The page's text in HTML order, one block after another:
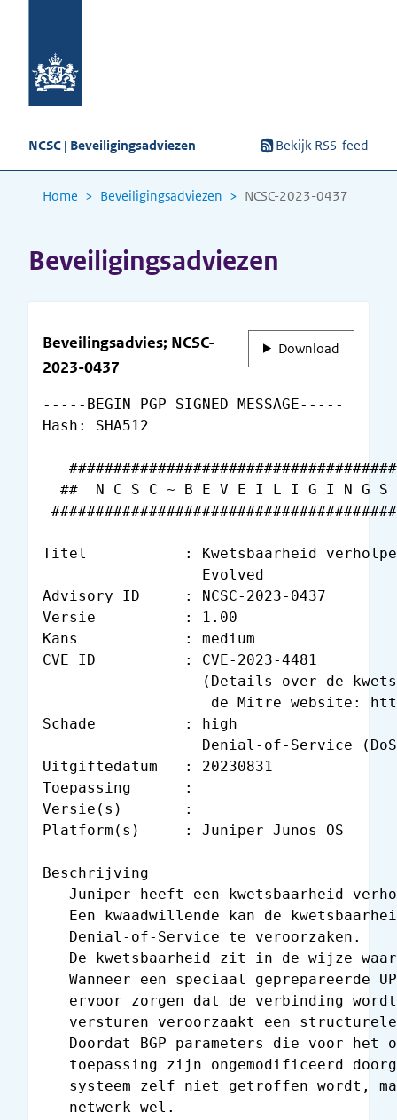
NCSC | Beveiligingsadviezen Bekijk RSS-feed
Home Beveiligingsadviezen NCSC-2023-0437
Beveiligingsadviezen
Download
Beveilingsadvies; NCSC-
2023-0437
-----BEGIN PGP SIGNED MESSAGE-----
Hash: SHA512
##  N C S C ~ B E V E I L I G I N G S
Titel           : Kwetsbaarheid verholpen
                  Evolved
Advisory ID     : NCSC-2023-0437
Versie          : 1.00
Kans            : medium
CVE ID          : CVE-2023-4481
(Details over de
de Mitre website:
Schade          : high
Denial-of-Service
Uitgiftedatum   : 20230831
Toepassing      :
Versie(s)       :
Platform(s)     : Juniper Junos OS
Beschrijving
Juniper heeft een kwetsbaarheid
Een kwaadwillende kan de
   Denial-of-Service te veroorzaken.
De kwetsbaarheid zit in de wijze
Wanneer een speciaal geprepareerde
ervoor zorgen dat de verbinding
versturen veroorzaakt een
Doordat BGP parameters die voor het
toepassing zijn ongemodificeerd
systeem zelf niet getroffen wordt,
   netwerk wel.